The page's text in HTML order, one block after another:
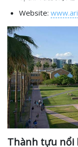
Website:
Thành tựu nổi